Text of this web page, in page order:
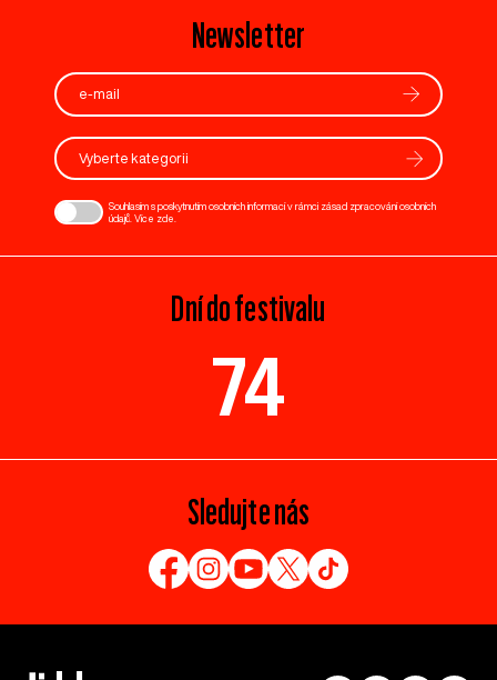
Newsletter
Vyberte kategorii
Souhlasím s poskytnutím osobních informací v rámci zásad zpracování osobních
údajů. Více zde
Dní do festivalu
74
Sledujte nás